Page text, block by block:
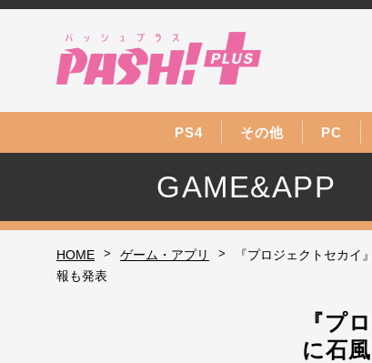
PS4 その他 PC
GAME&APP
HOME > ゲーム・アプリ >
『プロジェクトセカ
報も発表
『プ
に石